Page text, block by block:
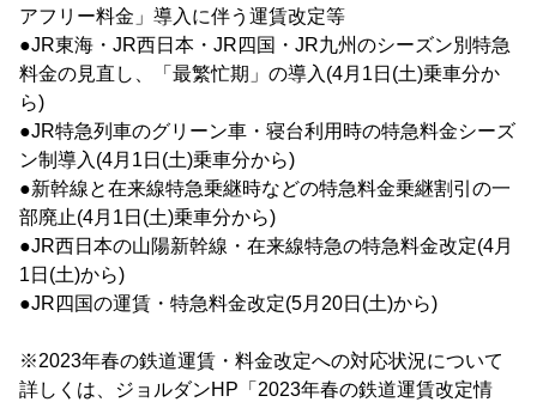
アフリー料金」導入に伴う運賃改定等
●JR東海・JR西日本・JR四国・JR九州のシーズン別特急
料金の見直し、「最繁忙期」の導入(4月1日(土)乗車分か
ら)
●JR特急列車のグリーン車・寝台利用時の特急料金シーズ
ン制導入(4月1日(土)乗車分から)
●新幹線と在来線特急乗継時などの特急料金乗継割引の一
部廃止(4月1日(土)乗車分から)
●JR西日本の山陽新幹線・在来線特急の特急料金改定(4月
1日(土)から)
●JR四国の運賃・特急料金改定(5月20日(土)から)
※2023年春の鉄道運賃・料金改定への対応状況について
詳しくは、ジョルダンHP「2023年春の鉄道運賃改定情